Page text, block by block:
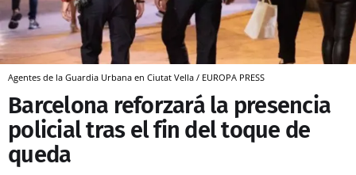
Agentes de la Guardia Urbana en Ciutat Vella / EUROPA PRESS
Barcelona reforzará la presencia
policial tras el fin del toque de
queda